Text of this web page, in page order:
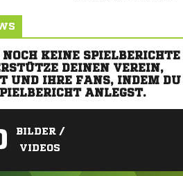
KEINE SPIELBERICHTE
DEINEN VEREIN,
UND IHRE FANS, INDEM DU
ANLEGST.
BILDER /
VIDEOS